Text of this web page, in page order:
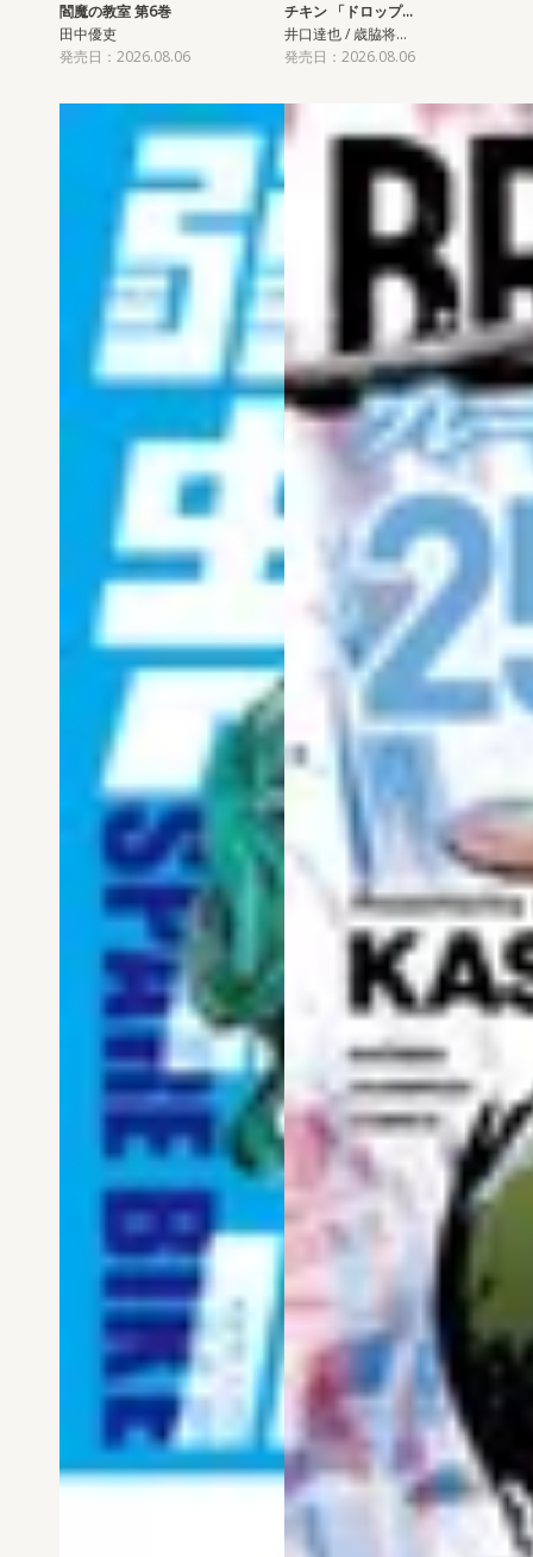
閻魔の教室 第6巻
田中優吏
発売日：2026.08.06
チキン 「ドロップ…
井口達也 / 歳脇将…
発売日：2026.08.06